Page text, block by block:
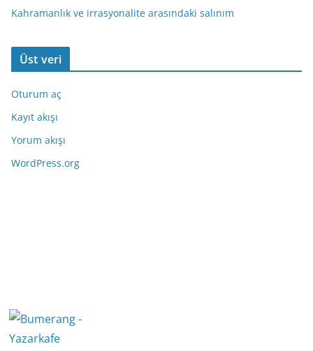
Kahramanlık ve irrasyonalite arasındaki salınım
Üst veri
Oturum aç
Kayıt akışı
Yorum akışı
WordPress.org